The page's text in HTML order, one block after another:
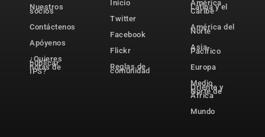
Nuestros
socios
Contáctenos
Apóyenos
¿Quieres
publicar
notas de
IPS?
Inicio
Twitter
Facebook
Flickr
Reglas de
comunidad
América
Latina y el
Caribe
América del
Norte
Asia-
Pacífico
Europa
Medio
Oriente y
Norte de
África
Mundo